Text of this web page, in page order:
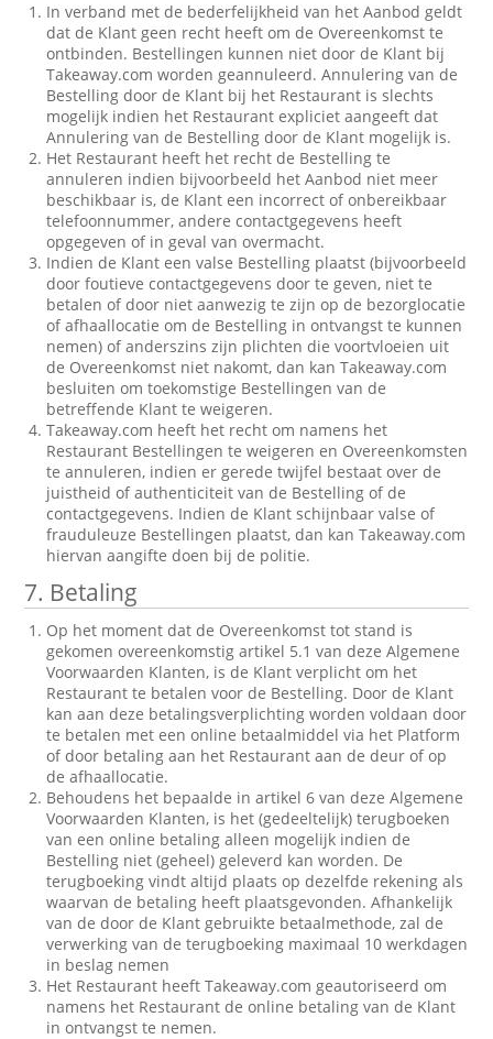
In verband met de bederfelijkheid van het Aanbod geldt
dat de Klant geen recht heeft om de Overeenkomst te
ontbinden. Bestellingen kunnen niet door de Klant bij
Takeaway.com worden geannuleerd. Annulering van de
Bestelling door de Klant bij het Restaurant is slechts
mogelijk indien het Restaurant expliciet aangeeft dat
Annulering van de Bestelling door de Klant mogelijk is.
Het Restaurant heeft het recht de Bestelling te
annuleren indien bijvoorbeeld het Aanbod niet meer
beschikbaar is, de Klant een incorrect of onbereikbaar
telefoonnummer, andere contactgegevens heeft
opgegeven of in geval van overmacht.
Indien de Klant een valse Bestelling plaatst (bijvoorbeeld
door foutieve contactgegevens door te geven, niet te
betalen of door niet aanwezig te zijn op de bezorglocatie
of afhaallocatie om de Bestelling in ontvangst te kunnen
nemen) of anderszins zijn plichten die voortvloeien uit
de Overeenkomst niet nakomt, dan kan Takeaway.com
besluiten om toekomstige Bestellingen van de
betreffende Klant te weigeren.
Takeaway.com heeft het recht om namens het
Restaurant Bestellingen te weigeren en Overeenkomsten
te annuleren, indien er gerede twijfel bestaat over de
juistheid of authenticiteit van de Bestelling of de
contactgegevens. Indien de Klant schijnbaar valse of
frauduleuze Bestellingen plaatst, dan kan Takeaway.com
hiervan aangifte doen bij de politie.
7. Betaling
Op het moment dat de Overeenkomst tot stand is
gekomen overeenkomstig artikel 5.1 van deze Algemene
Voorwaarden Klanten, is de Klant verplicht om het
Restaurant te betalen voor de Bestelling. Door de Klant
kan aan deze betalingsverplichting worden voldaan door
te betalen met een online betaalmiddel via het Platform
of door betaling aan het Restaurant aan de deur of op
de afhaallocatie.
Behoudens het bepaalde in artikel 6 van deze Algemene
Voorwaarden Klanten, is het (gedeeltelijk) terugboeken
van een online betaling alleen mogelijk indien de
Bestelling niet (geheel) geleverd kan worden. De
terugboeking vindt altijd plaats op dezelfde rekening als
waarvan de betaling heeft plaatsgevonden. Afhankelijk
van de door de Klant gebruikte betaalmethode, zal de
verwerking van de terugboeking maximaal 10 werkdagen
in beslag nemen
Het Restaurant heeft Takeaway.com geautoriseerd om
namens het Restaurant de online betaling van de Klant
in ontvangst te nemen.